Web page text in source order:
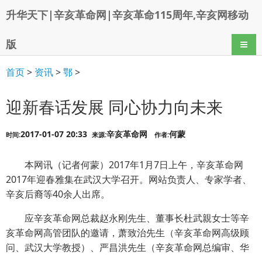
升华天下|辛亥革命网|辛亥革命115周年,辛亥网移动
版 导航
首页> 资讯>鄂>
迎新春话发展 同心协力向未来
时间:2017-01-07 20:33 来源:辛亥革命网 作者:何蒙
本网讯（记者何蒙）2017年1月7日上午，辛亥革命网
2017年迎春雅集在武汉大学召开。网站负责人、专家学者、
辛亥后裔等40余人出席。
应辛亥革命网总裁赵永刚先生、董事长杜武親女士等辛
亥革命网高管团队的邀请，萧致治先生（辛亥革命网高级顾
问、武汉大学教授）、严昌洪先生（辛亥革命网总编审、华